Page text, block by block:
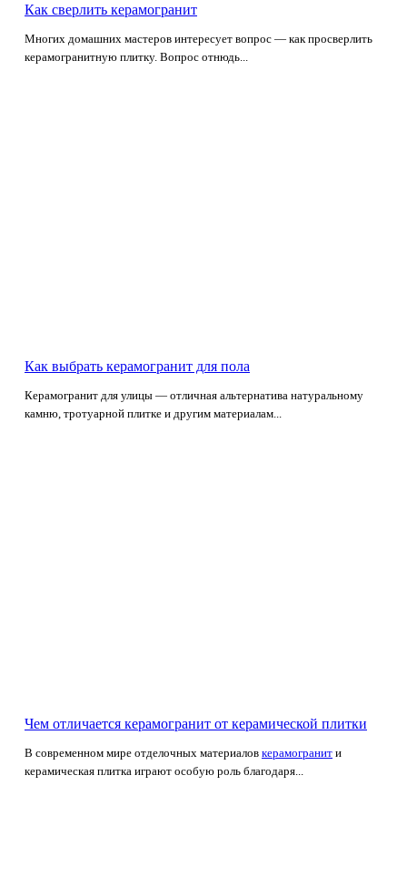
Как сверлить керамогранит
Многих домашних мастеров интересует вопрос — как просверлить
керамогранитную плитку. Вопрос отнюдь...
Как выбрать керамогранит для пола
Керамогранит для улицы — отличная альтернатива натуральному
камню, тротуарной плитке и другим материалам...
Чем отличается керамогранит от керамической плитки
В современном мире отделочных материалов керамогранит и
керамическая плитка играют особую роль благодаря...